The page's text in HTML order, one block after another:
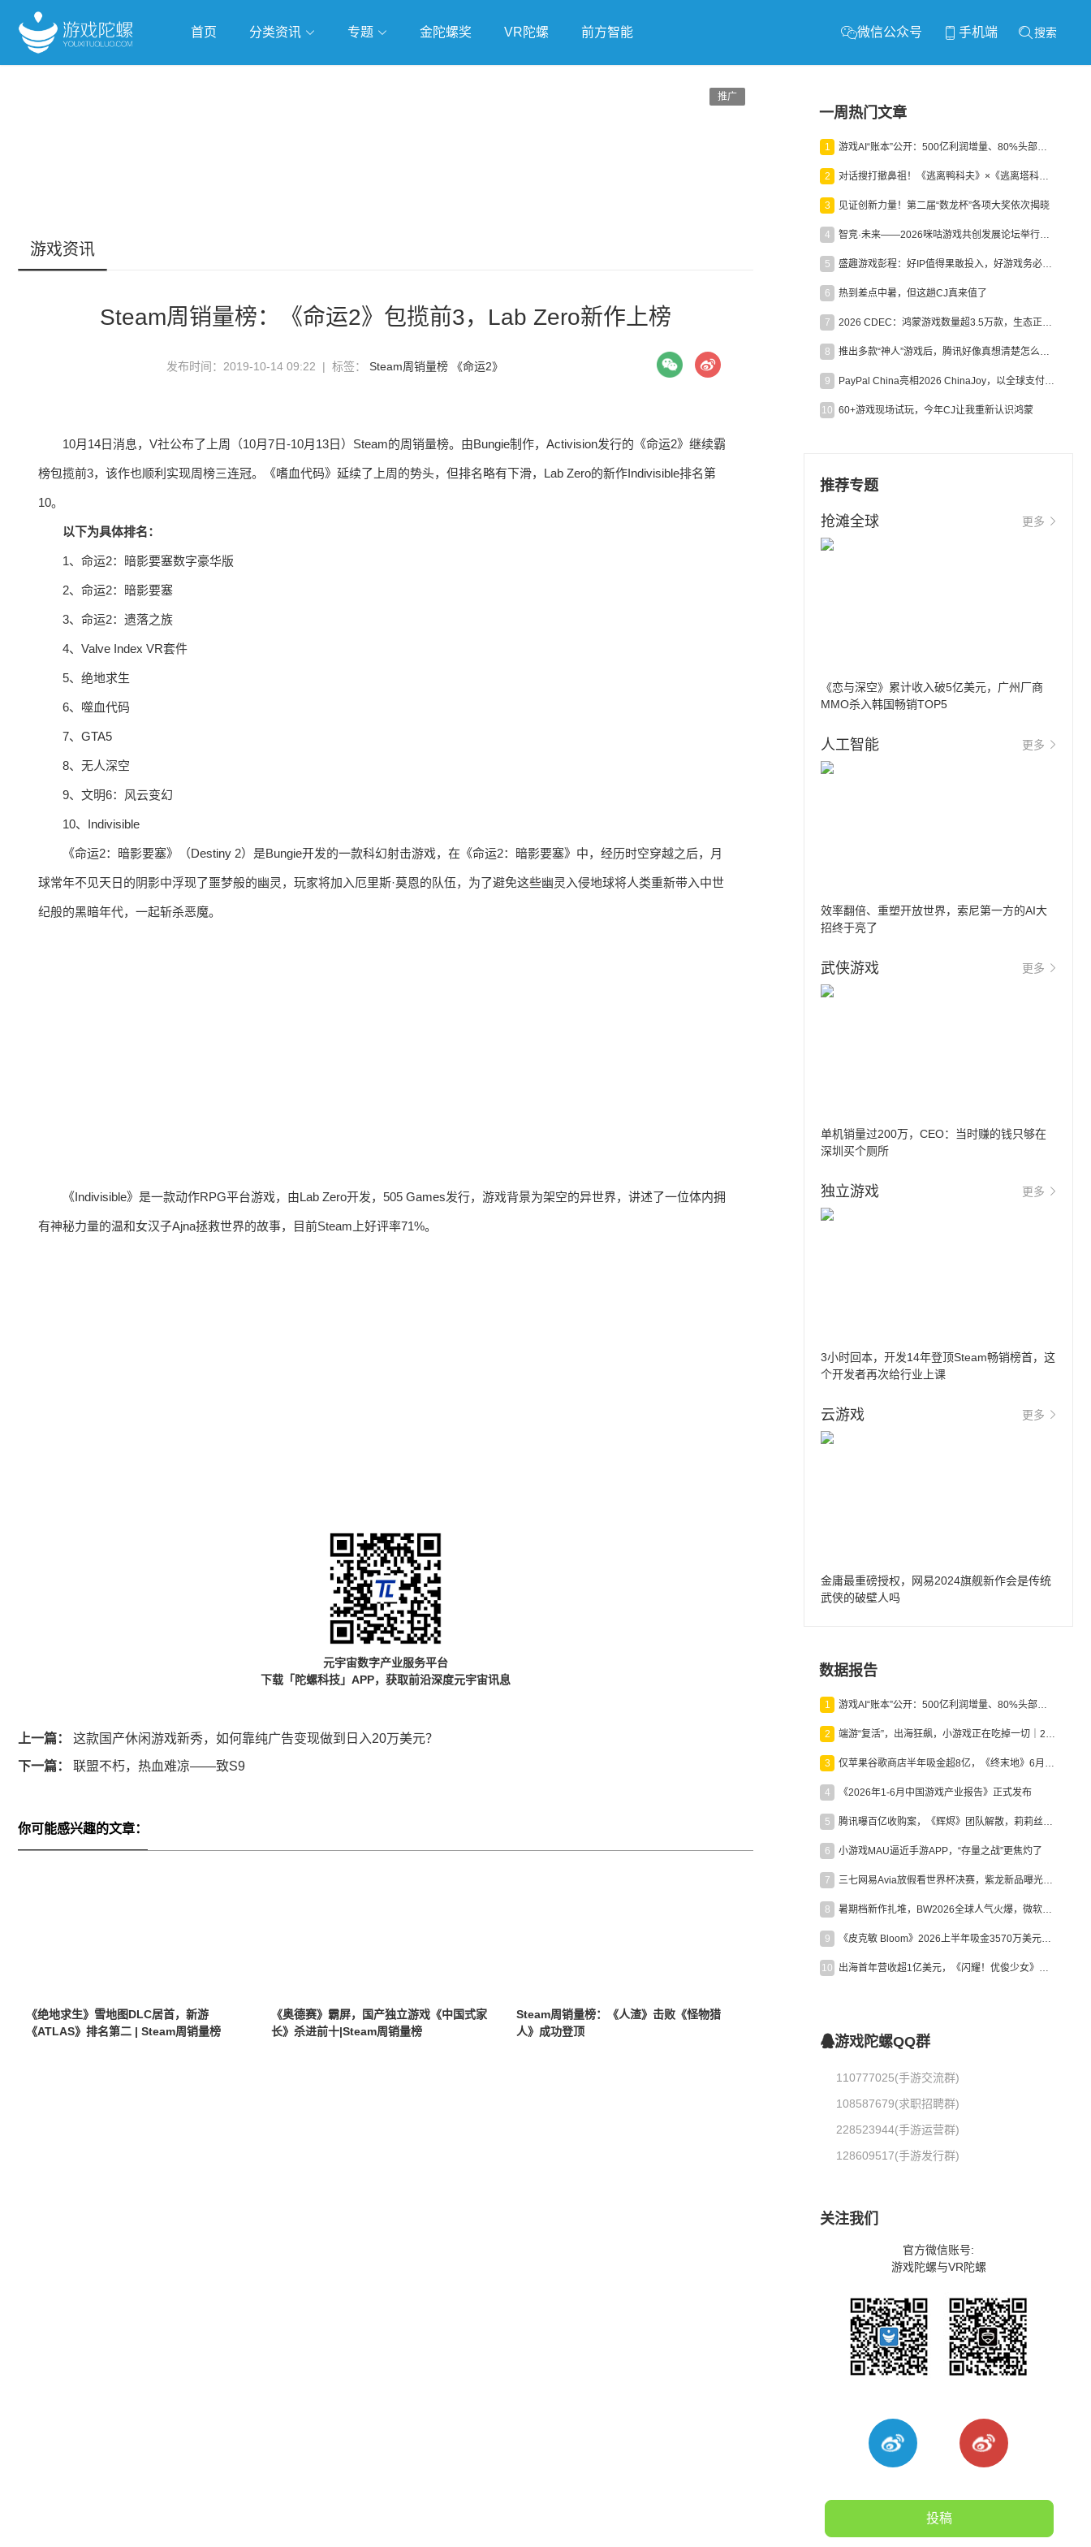
首页 分类资讯 专题 金陀螺奖 VR陀螺 前方智能 微信公众号 手机端 搜索
推广
游戏资讯
Steam周销量榜：《命运2》包揽前3，Lab Zero新作上榜
发布时间：2019-10-14 09:22 | 标签： Steam周销量榜 《命运2》
10月14日消息，V社公布了上周（10月7日-10月13日）Steam的周销量榜。由Bungie制作，Activision发行的《命运2》继续霸
榜包揽前3，该作也顺利实现周榜三连冠。《嗜血代码》延续了上周的势头，但排名略有下滑，Lab Zero的新作Indivisible排名第
10。
以下为具体排名：
1、命运2：暗影要塞数字豪华版
2、命运2：暗影要塞
3、命运2：遗落之族
4、Valve Index VR套件
5、绝地求生
6、噬血代码
7、GTA5
8、无人深空
9、文明6：风云变幻
10、Indivisible
《命运2：暗影要塞》（Destiny 2）是Bungie开发的一款科幻射击游戏，在《命运2：暗影要塞》中，经历时空穿越之后，月
球常年不见天日的阴影中浮现了噩梦般的幽灵，玩家将加入厄里斯·莫恩的队伍，为了避免这些幽灵入侵地球将人类重新带入中世
纪般的黑暗年代，一起斩杀恶魔。
《Indivisible》是一款动作RPG平台游戏，由Lab Zero开发，505 Games发行，游戏背景为架空的异世界，讲述了一位体内拥
有神秘力量的温和女汉子Ajna拯救世界的故事，目前Steam上好评率71%。
元宇宙数字产业服务平台
下载「陀螺科技」APP，获取前沿深度元宇宙讯息
上一篇： 这款国产休闲游戏新秀，如何靠纯广告变现做到日入20万美元？
下一篇： 联盟不朽，热血难凉——致S9
你可能感兴趣的文章：
《绝地求生》雪地图DLC居首，新游
《ATLAS》排名第二 | Steam周销量榜
《奥德赛》霸屏，国产独立游戏《中国式家
长》杀进前十|Steam周销量榜
Steam周销量榜：《人渣》击败《怪物猎
人》成功登顶
一周热门文章
1 游戏AI“账本”公开：500亿利润增量、80%头部入局，谁在闷声发财？
2 对话搜打撤鼻祖！《逃离鸭科夫》×《逃离塔科夫》官方线下沙龙落幕
3 见证创新力量！第二届“数龙杯”各项大奖依次揭晓
4 智竞·未来——2026咪咕游戏共创发展论坛举行：聚力精品内容、AI创作与电竞生态，共建高品质益智健康游戏社区
5 盛趣游戏彭程：好IP值得果敢投入，好游戏务必长效经营
6 热到差点中暑，但这趟CJ真来值了
7 2026 CDEC：鸿蒙游戏数量超3.5万款，生态正循环加速产业高质量发展
8 推出多款“神人”游戏后，腾讯好像真想清楚怎么做二次元了
9 PayPal China亮相2026 ChinaJoy，以全球支付能力助力中国游戏企业深化全球运营
10 60+游戏现场试玩，今年CJ让我重新认识鸿蒙
推荐专题
抢滩全球 更多
《恋与深空》累计收入破5亿美元，广州厂商
MMO杀入韩国畅销TOP5
人工智能 更多
效率翻倍、重塑开放世界，索尼第一方的AI大
招终于亮了
武侠游戏 更多
单机销量过200万，CEO：当时赚的钱只够在
深圳买个厕所
独立游戏 更多
3小时回本，开发14年登顶Steam畅销榜首，这
个开发者再次给行业上课
云游戏 更多
金庸最重磅授权，网易2024旗舰新作会是传统
武侠的破壁人吗
数据报告
1 游戏AI“账本”公开：500亿利润增量、80%头部入局，谁在闷声发财？
2 端游“复活”，出海狂飙，小游戏正在吃掉一切｜2026上半年产业报告
3 仅苹果谷歌商店半年吸金超8亿，《终末地》6月份收入显著回暖
4 《2026年1-6月中国游戏产业报告》正式发布
5 腾讯曝百亿收购案，《辉烬》团队解散，莉莉丝新作曝光｜陀螺周报
6 小游戏MAU逼近手游APP，“存量之战”更焦灼了
7 三七网易Avia放假看世界杯决赛，紫龙新品曝光，米哈游新作上线 | 陀螺周报
8 暑期档新作扎堆，BW2026全球人气火爆，微软XBOX大裁员|陀螺周报
9 《皮克敏 Bloom》2026上半年吸金3570万美元，中国台湾成最大市场
10 出海首年营收超1亿美元，《闪耀！优俊少女》美国市场占比达七成
游戏陀螺QQ群
110777025(手游交流群)
108587679(求职招聘群)
228523944(手游运营群)
128609517(手游发行群)
关注我们
官方微信账号:
游戏陀螺与VR陀螺
投稿